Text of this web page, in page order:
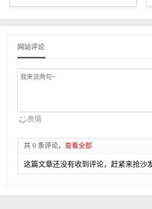
网站评论
表情
共 0 条评论， 查看全部
这篇文章还没有收到评论，赶紧来抢沙